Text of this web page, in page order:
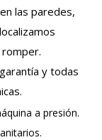
las paredes,
romper.
y todas
a presión.